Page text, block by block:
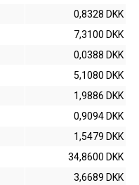
0,8328 DKK
7,3100 DKK
0,0388 DKK
5,1080 DKK
1,9886 DKK
0,9094 DKK
1,5479 DKK
34,8600 DKK
3,6689 DKK